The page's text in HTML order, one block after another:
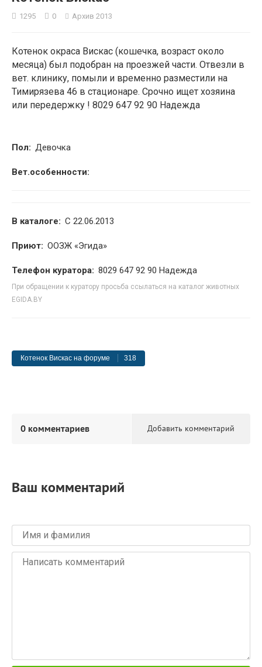
1295 0 Архив 2013
Котенок окраса Вискас (кошечка, возраст около
месяца) был подобран на проезжей части. Отвезли в
вет. клинику, помыли и временно разместили на
Тимирязева 46 в стационаре. Срочно ищет хозяина
или передержку ! 8029 647 92 90 Надежда
Пол: Девочка
Вет.особенности:
В каталоге: С 22.06.2013
Приют: ООЗЖ «Эгида»
Телефон куратора: 8029 647 92 90 Надежда
При обращении к куратору просьба ссылаться на каталог животных
EGIDA.BY
Котенок Вискас на форуме 318
Добавить комментарий
0 комментариев
Ваш комментарий